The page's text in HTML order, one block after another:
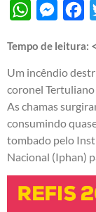
WhatsApp
Tempo de leitura:
Um incêndio
coronel Tertuliano
As chamas
consumindo
tombado pelo
Nacional (Iphan)